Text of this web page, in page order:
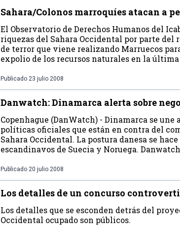
Sahara/Colonos marroquíes atacan a
El Observatorio de Derechos Humanos del
riquezas del Sahara Occidental por parte del
de terror que viene realizando Marruecos
expolio de los recursos naturales en la
Publicado 23 julio 2008
Danwatch: Dinamarca alerta sobre
Copenhague (DanWatch) - Dinamarca se
políticas oficiales que están en contra del
Sahara Occidental. La postura danesa se
escandinavos de Suecia y Noruega.
Publicado 20 julio 2008
Los detalles de un concurso
Los detalles que se esconden detrás del
Occidental ocupado son públicos.